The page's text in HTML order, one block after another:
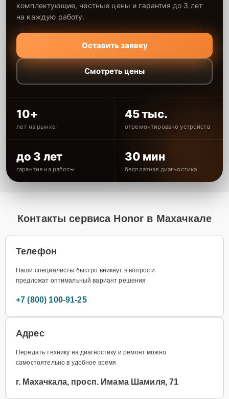
комплектующие, честные цены и гарантия до 3 лет
на каждую работу.
Оставить заявку
Смотреть цены
10+
лет на рынке
45 тыс.
отремонтировано устройств
до 3 лет
гарантия на работы
30 мин
бесплатная диагностика
Контакты сервиса Honor в Махачкале
Телефон
Наши специалисты быстро вникнут в вопрос и
предложат оптимальный вариант решения
+7 (800) 100-91-25
Адрес
Передать технику на диагностику и ремонт можно
самостоятельно в удобное время
г. Махачкала, просп. Имама Шамиля, 71